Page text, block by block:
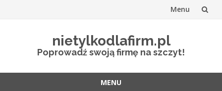
Menu
nietylkodlafirm.pl
Poprowadź swoją firmę na szczyt!
MENU